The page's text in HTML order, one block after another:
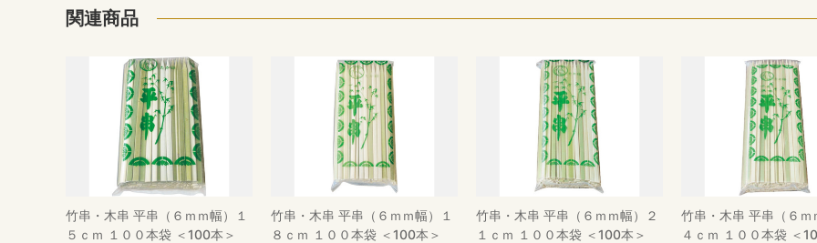
関連商品
竹串・木串 平串（６ｍｍ幅）１
５ｃｍ １００本袋 ＜100本＞
竹串・木串 平串（６ｍｍ幅）１
８ｃｍ １００本袋 ＜100本＞
竹串・木串 平串（６ｍｍ幅）２
１ｃｍ １００本袋 ＜100本＞
竹串・木串 平串（６ｍ
４ｃｍ １００本袋 ＜